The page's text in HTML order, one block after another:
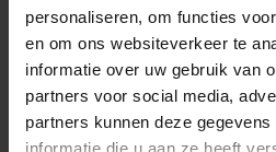
personaliseren, om functies
en om ons websiteverkeer te
informatie over uw gebruik van
partners voor social media,
partners kunnen deze
informatie die u aan ze heeft